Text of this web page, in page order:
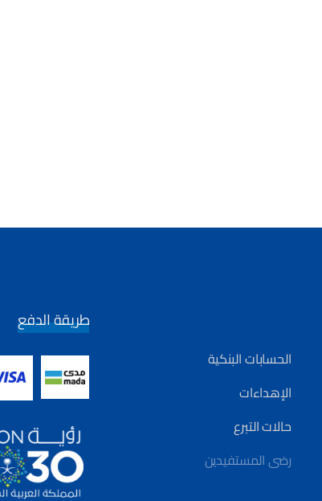
الحسابات البنكية
الإهداءات
حالات التبرع
رضى المستفيدين
طريقة الدفع